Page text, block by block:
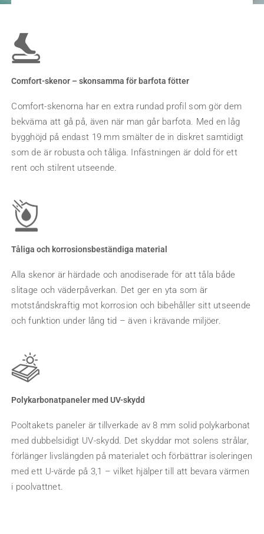
Comfort-skenor – skonsamma för barfota fötter
Comfort-skenorna har en extra rundad profil som gör dem
bekväma att gå på, även när man går barfota. Med en låg
bygghöjd på endast 19 mm smälter de in diskret samtidigt
som de är robusta och tåliga. Infästningen är dold för ett
rent och stilrent utseende.
Tåliga och korrosionsbeständiga material
Alla skenor är härdade och anodiserade för att tåla både
slitage och väderpåverkan. Det ger en yta som är
motståndskraftig mot korrosion och bibehåller sitt utseende
och funktion under lång tid – även i krävande miljöer.
Polykarbonatpaneler med UV-skydd
Pooltakets paneler är tillverkade av 8 mm solid polykarbonat
med dubbelsidigt UV-skydd. Det skyddar mot solens strålar,
förlänger livslängden på materialet och förbättrar isoleringen
med ett U-värde på 3,1 – vilket hjälper till att bevara värmen
i poolvattnet.